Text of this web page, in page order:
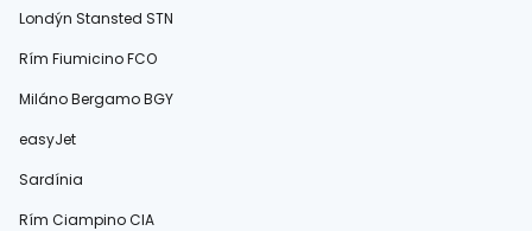
Londýn Stansted STN
Rím Fiumicino FCO
Miláno Bergamo BGY
easyJet
Sardínia
Rím Ciampino CIA